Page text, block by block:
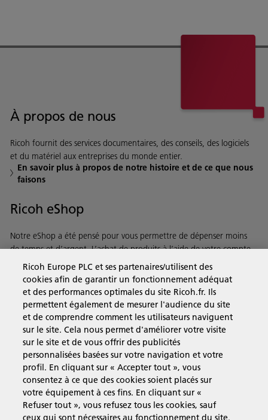
À propos de nous
Ricoh fournit des services documentaires, des conseils, des logiciels
et du matériel aux entreprises du monde entier.
En savoir plus à propos de notre histoire et de ce que nous
faisons
Ricoh eShop
Notre eShop a été pensé pour vous permettre de dépenser moins
de temps et d’argent. L’achat de produits à l’aide de votre compte
Ricoh est on ne peut plus rapide et simple.
En savoir plus
Solutions pour les entreprises
Produits et Services
Assistance & Contact
Ricoh Europe PLC et ses partenaires/utilisent des
cookies afin de garantir un fonctionnement adéquat
et des performances optimales du site Ricoh.fr. Ils
permettent également de mesurer l'audience du site
et de comprendre comment les utilisateurs naviguent
sur le site. Cela nous permet d'améliorer votre visite
sur le site et de vous offrir des publicités
personnalisées basées sur votre navigation et votre
profil. En cliquant sur « Accepter tout », vous
consentez à ce que des cookies soient placés sur
votre équipement à ces fins. En cliquant sur «
Refuser tout », vous refusez tous les cookies, sauf
ceux qui sont nécessaires au fonctionnement du site.